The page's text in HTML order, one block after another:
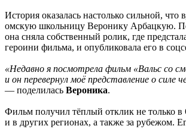
История оказалась настолько сильной, что
омскую школьницу Веронику Арбацкую.
она сняла собственный ролик, где
героини фильма, и опубликовала его в
«Недавно я посмотрела фильм «Вальс со
и он перевернул моё представление о силе
— поделилась Вероника.
Фильм получил тёплый отклик не только
и в других регионах, а также за рубежом.